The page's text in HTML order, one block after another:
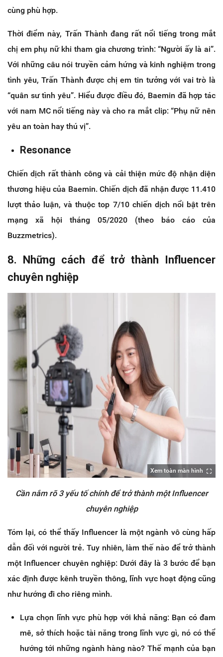
cùng phù hợp.
Thời điểm này, Trấn Thành đang rất nổi tiếng trong mắt
chị em phụ nữ khi tham gia chương trình: “Người ấy là ai”.
Với những câu nói truyền cảm hứng và kinh nghiệm trong
tình yêu, Trấn Thành được chị em tin tưởng với vai trò là
“quân sư tình yêu”. Hiểu được điều đó, Baemin đã hợp tác
với nam MC nổi tiếng này và cho ra mắt clip: “Phụ nữ nên
yêu an toàn hay thú vị”.
Resonance
Chiến dịch rất thành công và cải thiện mức độ nhận diện
thương hiệu của Baemin. Chiến dịch đã nhận được 11.410
lượt thảo luận, và thuộc top 7/10 chiến dịch nổi bật trên
mạng xã hội tháng 05/2020 (theo báo cáo của
Buzzmetrics).
8. Những cách để trở thành Influencer
chuyên nghiệp
Xem toàn màn hình
Cần nắm rõ 3 yếu tố chính để trở thành một Influencer
chuyên nghiệp
Tóm lại, có thể thấy Influencer là một ngành vô cùng hấp
dẫn đối với người trẻ. Tuy nhiên, làm thế nào để trở thành
một Influencer chuyên nghiệp: Dưới đây là 3 bước để bạn
xác định được kênh truyền thông, lĩnh vực hoạt động cũng
như hướng đi cho riêng mình.
Lựa chọn lĩnh vực phù hợp với khả năng: Bạn có đam
mê, sở thích hoặc tài năng trong lĩnh vực gì, nó có thể
hướng tới những ngành hàng nào? Thế mạnh của bạn